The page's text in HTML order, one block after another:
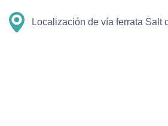
Localización de vía ferrata Salt